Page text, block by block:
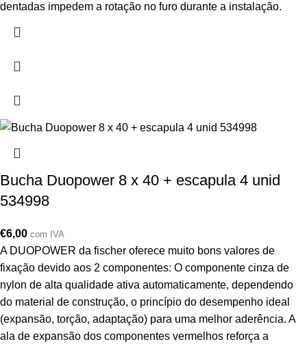
dentadas impedem a rotação no furo durante a instalação.
Bucha Duopower 8 x 40 + escapula 4 unid
534998
€6,00 com IVA
A DUOPOWER da fischer oferece muito bons valores de
fixação devido aos 2 componentes: O componente cinza de
nylon de alta qualidade ativa automaticamente, dependendo
do material de construção, o princípio do desempenho ideal
(expansão, torção, adaptação) para uma melhor aderência. A
ala de expansão dos componentes vermelhos reforça a